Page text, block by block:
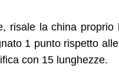
risale la china
1 punto rispetto
con 15 lunghezze.